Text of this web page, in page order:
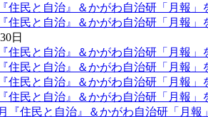
住民と自治』＆かがわ自治研「月報」
住民と自治』＆かがわ自治研「月報」
日
住民と自治』＆かがわ自治研「月報」
住民と自治』＆かがわ自治研「月報」
住民と自治』＆かがわ自治研「月報」
住民と自治』＆かがわ自治研「月報」
『住民と自治』＆かがわ自治研「月報